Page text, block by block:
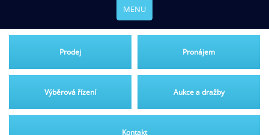
MENU
Prodej Pronájem
Výběrová řízení Aukce a dražby
Kontakt